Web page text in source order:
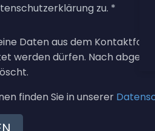
zu. *
Daten aus dem
werden dürfen. Nach
finden Sie in unserer